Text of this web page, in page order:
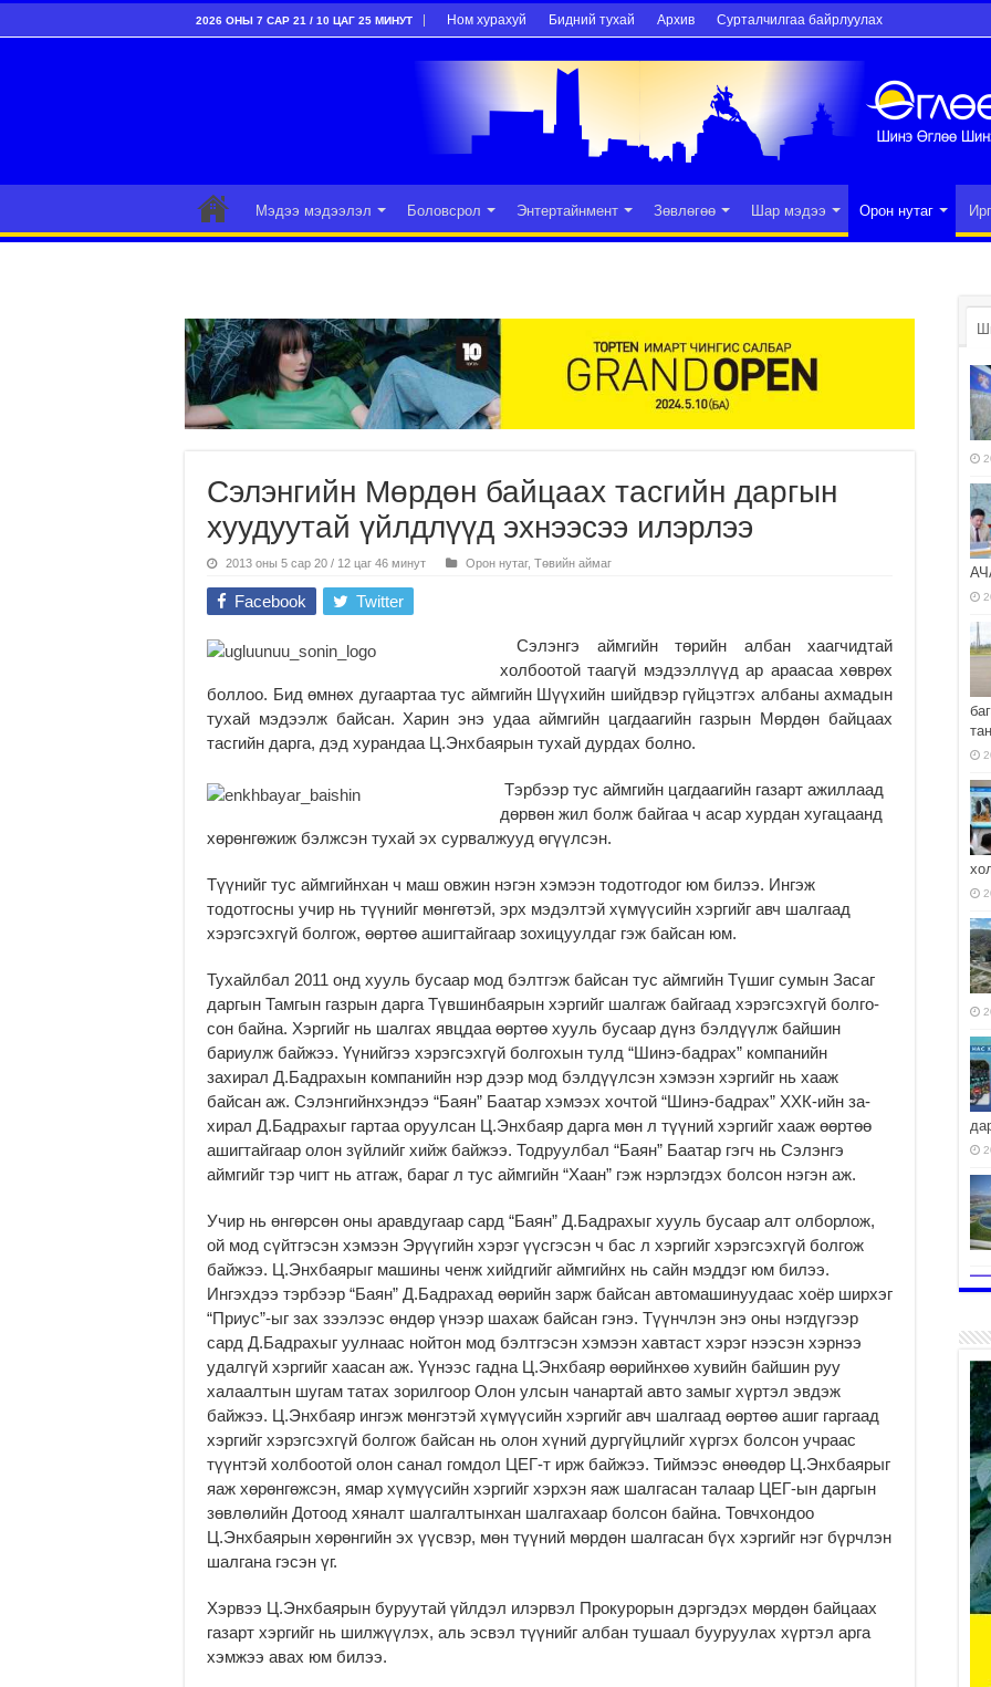
2026 ОНЫ 7 САР 21 / 10 ЦАГ 25 МИНУТ Ном хурахуй Бидний тухай Архив Сурталчилгаа байрлуулах
Мэдээ мэдээлэл Боловсрол Энтертайнмент Зөвлөгөө Шар мэдээ Орон нутаг
Сэлэнгийн Мөрдөн байцаах тасгийн даргын
хуудуутай үйлдлүүд эхнээсээ илэрлээ
2013 оны 5 сар 20 / 12 цаг 46 минут Орон нутаг, Төвийн аймаг
Facebook Twitter
Сэлэнгэ аймгийн төрийн албан хаагчидтай
холбоотой таагүй мэдээллүүд ар араасаа хөврөх
боллоо. Бид өмнөх дугаартаа тус аймгийн Шүү­хийн шийдвэр гүйцэтгэх албаны ахмадын
тухай мэдээлж байсан. Харин энэ удаа аймгийн цаг­даагийн газрын Мөрдөн байцаах
тасгийн дарга, дэд хурандаа Ц.Энхбаярын тухай дурдах болно.
Тэрбээр тус аймгийн цагдаагийн газарт ажиллаад
дөрвөн жил болж байгаа ч асар хурдан хугацаанд
хөрөнгөжиж бэлж­сэн тухай эх сурвалжууд өгүүлсэн.
Түүнийг тус аймгийнхан ч маш овжин нэгэн хэмээн тодотгодог юм билээ. Ин­гэж
тодотгосны учир нь түүнийг мөнгөтэй, эрх мэ­дэлтэй хүмүүсийн хэргийг авч шалгаад
хэрэгсэхгүй болгож, өөртөө ашигтайгаар зохицуулдаг гэж байсан юм.
Тухайлбал 2011 онд хууль бусаар мод бэлтгэж байсан тус аймгийн Түшиг сумын Засаг
даргын Там­гын газрын дарга Түвшин­баярын хэргийг шалгаж байгаад хэрэгсэхгүй болго­
сон байна. Хэргийг нь шал­гах явцдаа өөртөө хууль бусаар дүнз бэлдүүлж бай­шин
бариулж байжээ. Үүнийгээ хэрэгсэхгүй бол­­гохын тулд “Шинэ-бад­рах” компанийн
захирал Д.Бадрахын компанийн нэр дээр мод бэлдүүлсэн хэмээн хэргийг нь хааж
байсан аж. Сэлэнгийнхэндээ “Баян” Баатар хэмээх хочтой “Шинэ-бадрах” ХХК-ийн за­
хирал Д.Бадрахыг гартаа оруулсан Ц.Энхбаяр дарга мөн л түүний хэргийг хааж өөртөө
ашигтайгаар олон зүйлийг хийж байжээ. Тод­руулбал “Баян” Баатар гэгч нь Сэлэнгэ
аймгийг тэр чигт нь атгаж, бараг л тус аймгийн “Хаан” гэж нэрлэгдэх болсон нэгэн аж.
Учир нь өнгөрсөн оны аравдугаар сард “Баян” Д.Бадрахыг хууль бусаар алт олборлож,
ой мод сүйтгэсэн хэмээн Эрүүгийн хэрэг үүсгэсэн ч бас л хэргийг хэрэгсэхгүй болгож
байжээ. Ц.Энхбаярыг машины ченж хийдгийг аймгийнх нь сайн мэддэг юм билээ.
Ингэхдээ тэрбээр “Баян” Д.Бадрахад өөрийн зарж байсан автомашинуудаас хоёр ширхэг
“Приус”-ыг зах зээлээс өндөр үнээр ша­хаж байсан гэнэ. Түүнч­лэн энэ оны нэгдүгээр
сард Д.Бадрахыг уулнаас нойтон мод бэлтгэсэн хэмээн хавтаст хэрэг нээсэн хэрнээ
удалгүй хэргийг хаасан аж. Үүнээс гадна Ц.Энхбаяр өөрийнхөө хувийн байшин руу
халаалтын шугам татах зорилгоор Олон улсын чанартай авто замыг хүртэл эвдэж
байжээ. Ц.Энхбаяр ингэж мөнгэтэй хүмүүсийн хэргийг авч шалгаад өөртөө ашиг гаргаад
хэргийг хэрэгсэхгүй болгож байсан нь олон хүний дургүйцлийг хүргэх болсон учраас
түүнтэй холбоотой олон санал гомдол ЦЕГ-т ирж байжээ. Тиймээс өнөөдөр Ц.Энхбаярыг
яаж хөрөнгөжсэн, ямар хү­мүүсийн хэргийг хэрхэн яаж шалгасан талаар ЦЕГ-ын даргын
зөвлөлийн Дотоод хяналт шалгалтынхан шал­гахаар болсон байна. Товч­хондоо
Ц.Энхбаярын хөрөнгийн эх үүсвэр, мөн түүний мөрдөн шалгасан бүх хэргийг нэг бүрчлэн
шалгана гэсэн үг.
Хэрвээ Ц.Энхбаярын буруутай үйлдэл илэрвэл Прокурорын дэргэдэх мөр­дөн байцаах
газарт хэр­гийг нь шилжүүлэх, аль эсвэл түүнийг албан тушаал буу­руулах хүртэл арга
хэмжээ авах юм билээ.